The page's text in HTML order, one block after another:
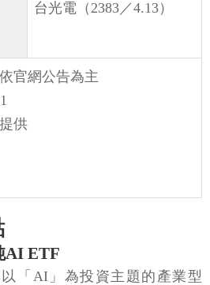
台光電（2383／4.13）
官網公告為主
供
AI ETF
「AI」為投資主題的產業型